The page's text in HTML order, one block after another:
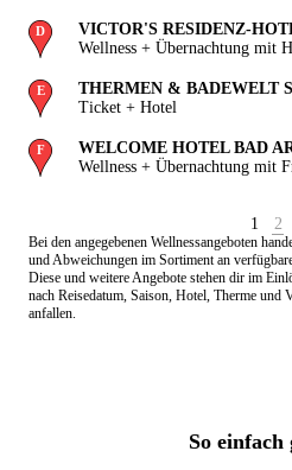
VICTOR'S RESIDENZ-
Wellness + Übernachtung mit
THERMEN & BADEWELT
Ticket + Hotel
WELCOME HOTEL BAD
Wellness + Übernachtung mit
1 2
Bei den angegebenen Wellnessangeboten
und Abweichungen im Sortiment an
Diese und weitere Angebote stehen dir im
nach Reisedatum, Saison, Hotel, Therme und
anfallen.
So einfach